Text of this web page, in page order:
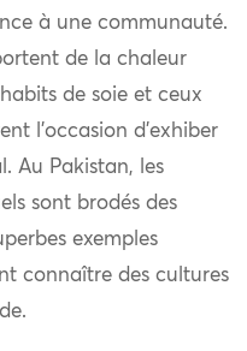
à une communauté.
de la chaleur
de soie et ceux
l’occasion d’exhiber
Au Pakistan, les
sont brodés des
exemples
connaître des cultures